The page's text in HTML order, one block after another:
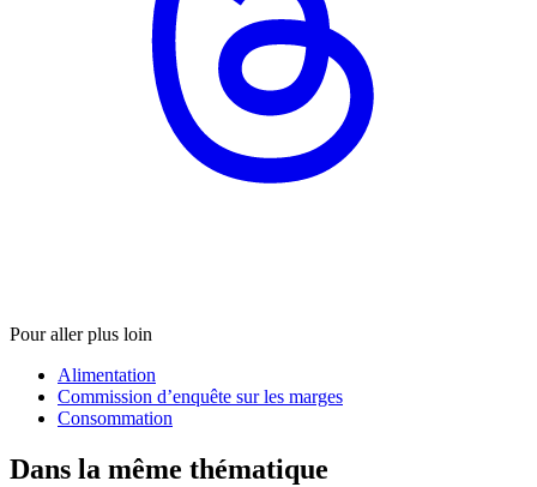
Pour aller plus loin
Alimentation
Commission d’enquête sur les marges
Consommation
Dans la même thématique